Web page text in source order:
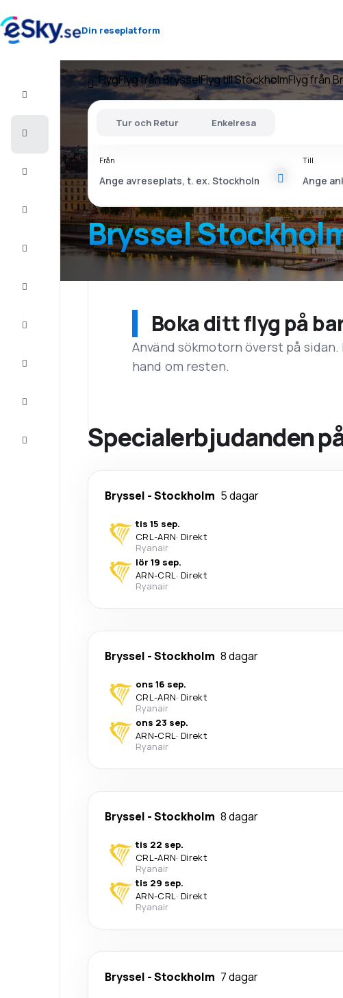
Din reseplatform
minuten
Weekendresor
FlygFlyg från BrysselFlyg till StockholmFlyg från
Bryssel
Tur och Retur Enkelresa
Från Till
Boka ditt flyg på
Använd sökmotorn överst på
hand om resten.
Specialerbjudanden
Bryssel -Stockholm 5 dagar
tis 15 sep.
CRL-ARN· Direkt
Ryanair
lör 19 sep.
ARN-CRL· Direkt
Ryanair
Bryssel -Stockholm 8 dagar
ons 16 sep.
CRL-ARN· Direkt
Ryanair
ons 23 sep.
ARN-CRL· Direkt
Ryanair
Bryssel -Stockholm 8 dagar
tis 22 sep.
CRL-ARN· Direkt
Ryanair
tis 29 sep.
ARN-CRL· Direkt
Ryanair
Bryssel -Stockholm 7 dagar